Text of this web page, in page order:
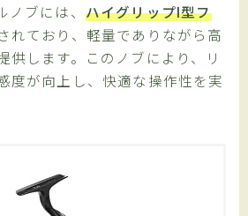
ブには、 ハイグリップI型フ
れており、軽量でありながら高
供します。このノブにより、リ
度が向上し、快適な操作性を実